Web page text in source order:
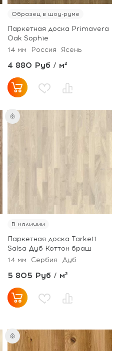
Образец в шоу-руме
Паркетная доска Primavera
Oak Sophie
14 мм
Россия Ясень
4 880 Руб / м²
В наличии
Паркетная доска Tarkett
Salsa Дуб Коттон браш
14 мм
Сербия Дуб
5 805 Руб / м²